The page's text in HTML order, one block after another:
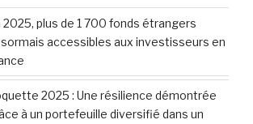
2025, plus de 1 700 fonds étrangers
accessibles aux investisseurs en
2025 : Une résilience démontrée
à un portefeuille diversifié dans un